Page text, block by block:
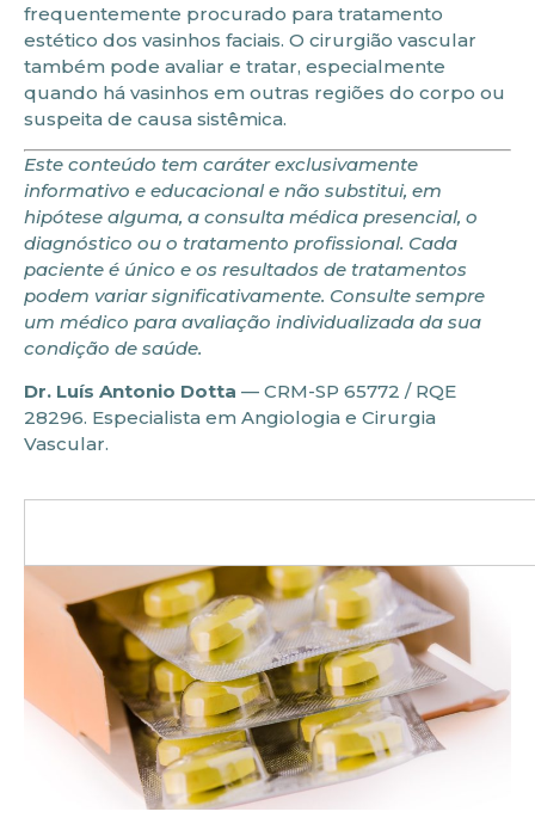
frequentemente procurado para tratamento
estético dos vasinhos faciais. O cirurgião vascular
também pode avaliar e tratar, especialmente
quando há vasinhos em outras regiões do corpo ou
suspeita de causa sistêmica.
Este conteúdo tem caráter exclusivamente
informativo e educacional e não substitui, em
hipótese alguma, a consulta médica presencial, o
diagnóstico ou o tratamento profissional. Cada
paciente é único e os resultados de tratamentos
podem variar significativamente. Consulte sempre
um médico para avaliação individualizada da sua
condição de saúde.
Dr. Luís Antonio Dotta — CRM-SP 65772 / RQE
28296. Especialista em Angiologia e Cirurgia
Vascular.